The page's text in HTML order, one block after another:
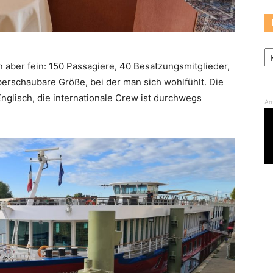
fein: 150 Passagiere, 40 Besatzungsmitglieder,
Größe, bei der man sich wohlfühlt. Die
die internationale Crew ist durchwegs